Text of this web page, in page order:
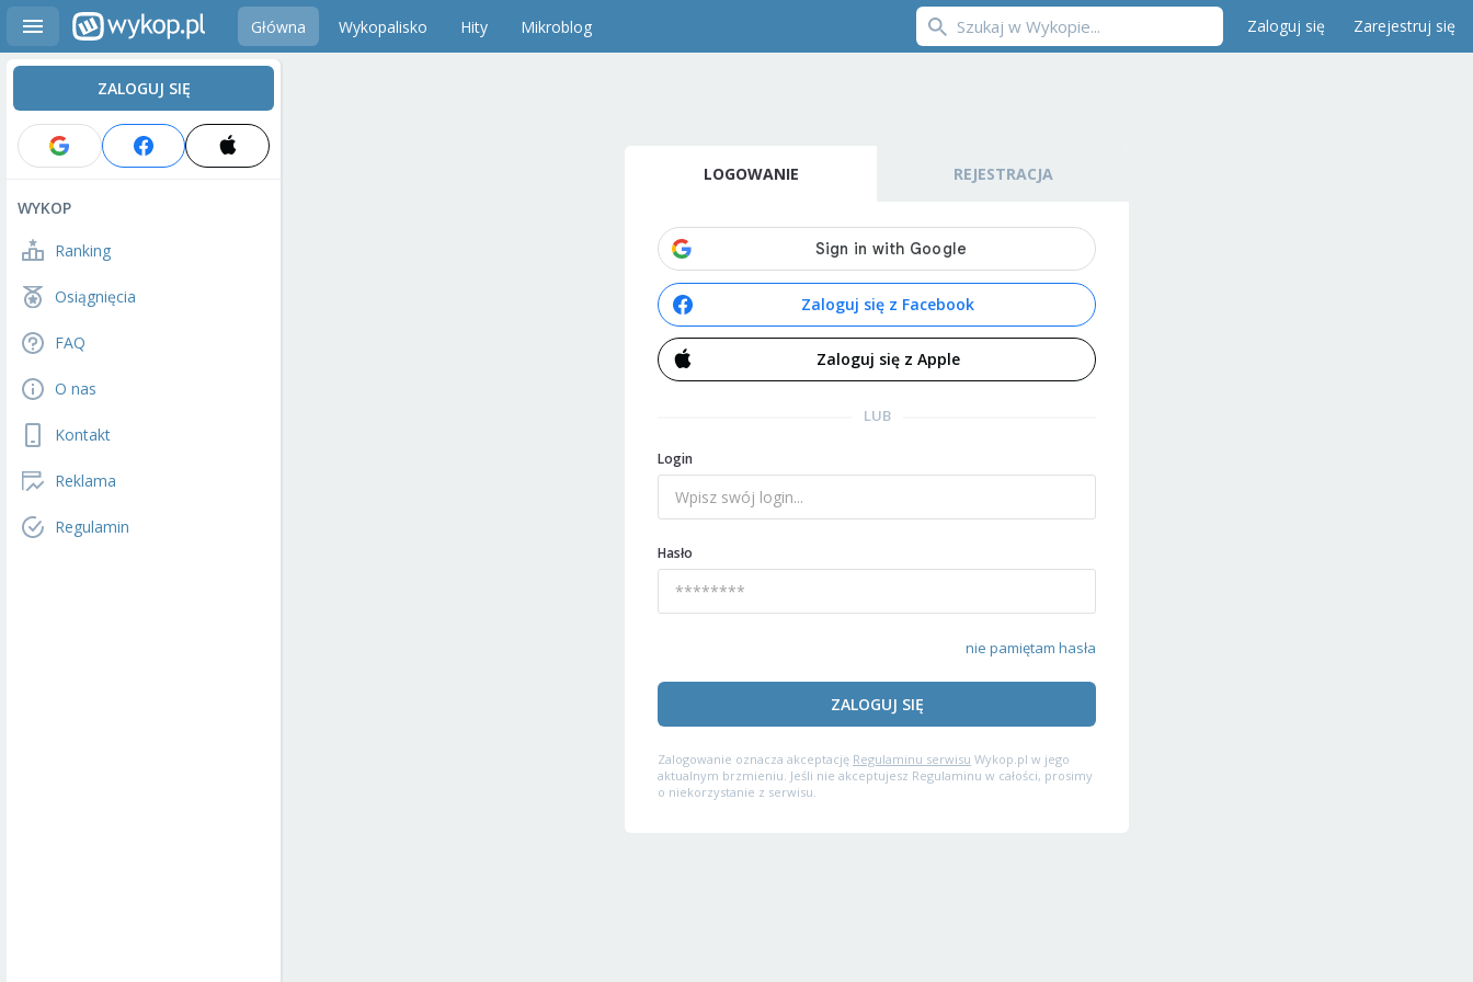
Główna Wykopalisko Hity Mikroblog Zaloguj się Zarejestruj się
ZALOGUJ SIĘ
WYKOP
Ranking
Osiągnięcia
FAQ
O nas
Kontakt
Reklama
Regulamin
LOGOWANIE REJESTRACJA
Zaloguj się z Facebook
Zaloguj się z Apple
LUB
Login
Hasło
nie pamiętam hasła
ZALOGUJ SIĘ
Zalogowanie oznacza akceptację Regulaminu serwisu Wykop.pl w jego
aktualnym brzmieniu. Jeśli nie akceptujesz Regulaminu w całości, prosimy
o niekorzystanie z serwisu.